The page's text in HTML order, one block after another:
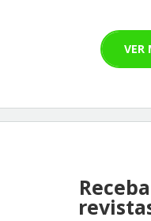
VER